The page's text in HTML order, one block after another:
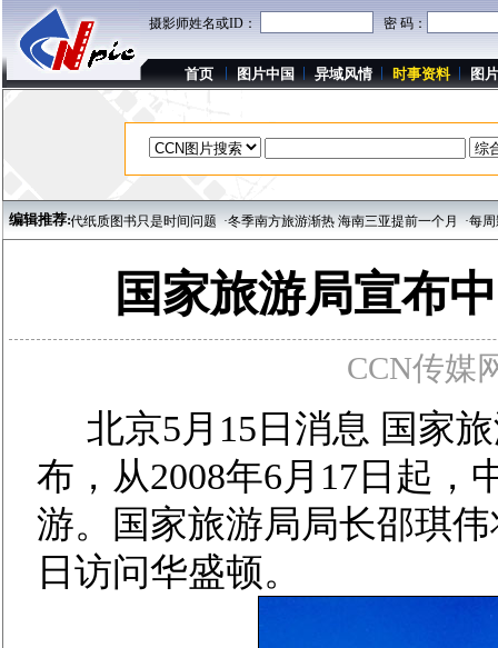
摄影师姓名或ID： 密 码：
首页 图片中国 异域风情 时事资料 图
编辑推荐:
来 取代纸质图书只是时间问题 ·冬季南方旅游渐热 海南三亚提前一个月 ·每周影人
国家旅游局宣布
CCN传媒
北京5月15日消息 国家
布，从2008年6月17日起，
游。国家旅游局局长邵琪
日访问华盛顿。